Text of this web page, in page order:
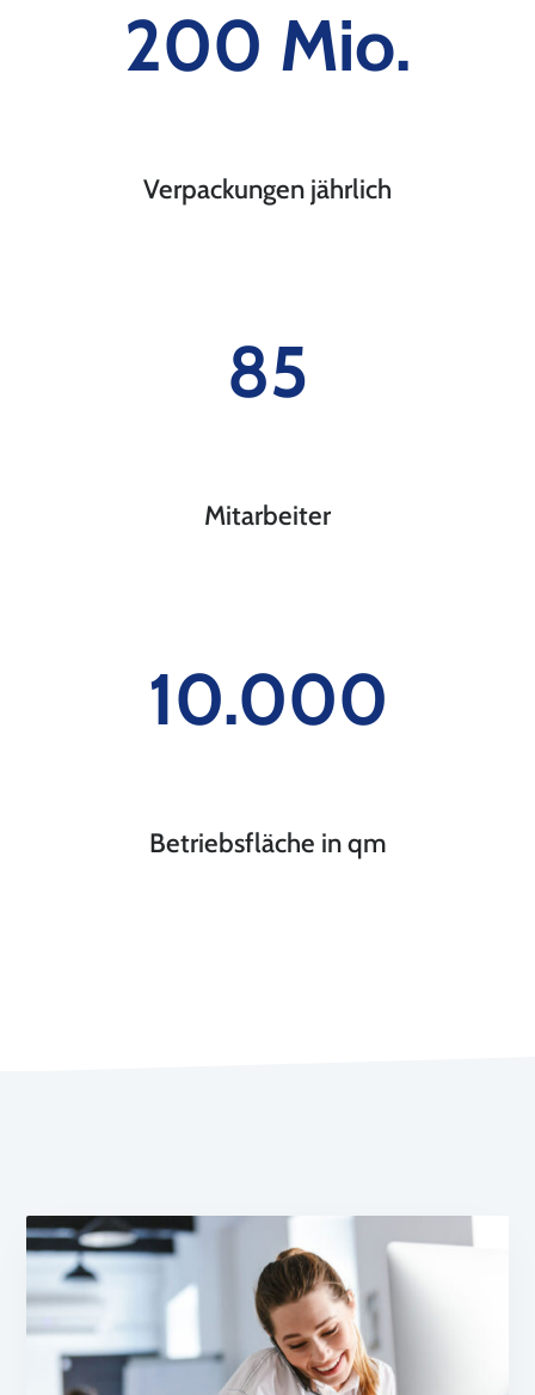
200 Mio.
Verpackungen jährlich
85
Mitarbeiter
10.000
Betriebsfläche in qm